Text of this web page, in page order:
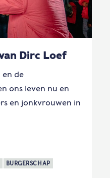
Dirc Loef
en de
ons leven nu en
en jonkvrouwen in
BURGERSCHAP